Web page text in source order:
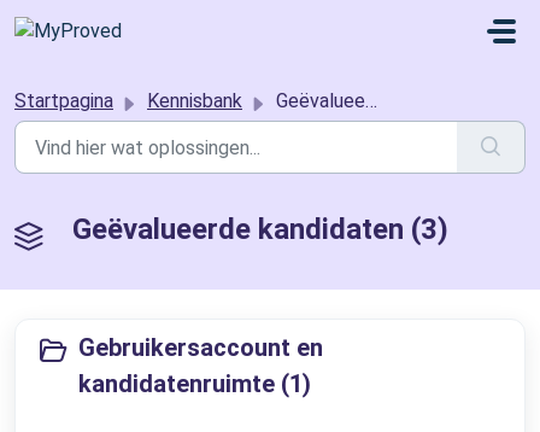
Startpagina Kennisbank Geëvalueerde kandidaten
Geëvalueerde kandidaten (3)
Gebruikersaccount en
kandidatenruimte (1)